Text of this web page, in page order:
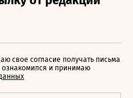
свое согласие получать письма
ознакомился и принимаю